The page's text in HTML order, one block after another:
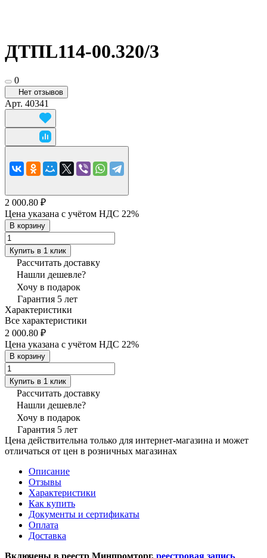
ДТПL114-00.320/3
0
Нет отзывов
Арт. 40341
2 000.80 ₽
Цена указана с учётом НДС 22%
В корзину
Купить в 1 клик
Рассчитать доставку
Нашли дешевле?
Хочу в подарок
Гарантия 5 лет
Характеристики
Все характеристики
2 000.80 ₽
Цена указана с учётом НДС 22%
В корзину
Купить в 1 клик
Рассчитать доставку
Нашли дешевле?
Хочу в подарок
Гарантия 5 лет
Цена действительна только для интернет-магазина и может
отличаться от цен в розничных магазинах
Описание
Отзывы
Характеристики
Как купить
Документы и сертификаты
Оплата
Доставка